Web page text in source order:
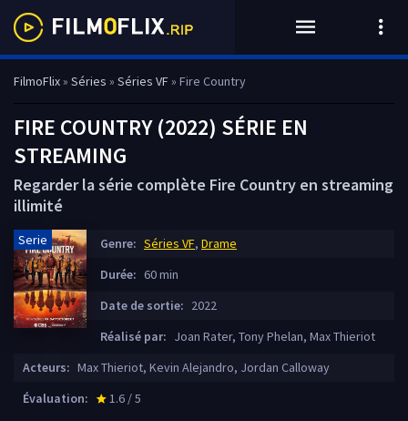
FilmoFlix» Séries » Séries VF » Fire Country
FIRE COUNTRY (2022) SÉRIE EN
STREAMING
Regarder la série complète Fire Country en streaming
illimité
Serie Genre: Séries VF, Drame
Durée: 60 min
Date de sortie: 2022
Réalisé par: Joan Rater, Tony Phelan, Max Thieriot
Acteurs: Max Thieriot, Kevin Alejandro, Jordan Calloway
Évaluation:
star_rate
1.6 / 5